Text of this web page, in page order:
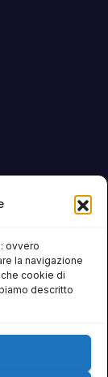
ovvero
la navigazione
cookie di
descritto